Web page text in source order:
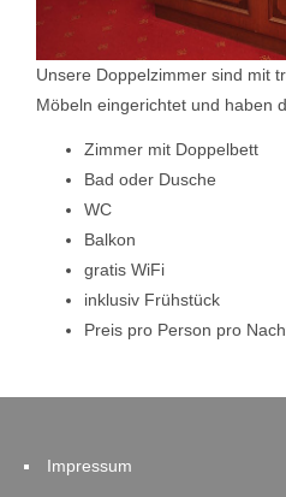
Unsere Doppelzimmer sind mit
Möbeln eingerichtet und haben
Zimmer mit Doppelbett
Bad oder Dusche
WC
Balkon
gratis WiFi
inklusiv Frühstück
Preis pro Person pro
Impressum